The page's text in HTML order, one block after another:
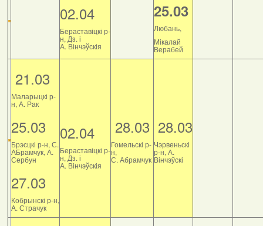
02.04
Бераставіцкі р-
н, Дз. і
А. Вінчэўскія
25.03
Любань,
Мікалай
Верабей
21.03
Маларыцкі р-
н, А. Рак
25.03
Брэсцкі р-н, С.
АБрамчук, А.
Сербун
27.03
Кобрынскі р-н,
А. Страчук
02.04
Бераставіцкі р-
н, Дз. і
А. Вінчэўскія
28.03
Гомельскі р-
н,
С. Абрамчук
28.03
Чэрвеньскі
р-н, А.
Вінчэўскі